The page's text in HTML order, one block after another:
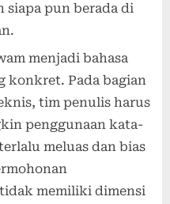
siapa pun berada di
menjadi bahasa
konkret. Pada bagian
tim penulis harus
penggunaan kata-
meluas dan bias
memiliki dimensi